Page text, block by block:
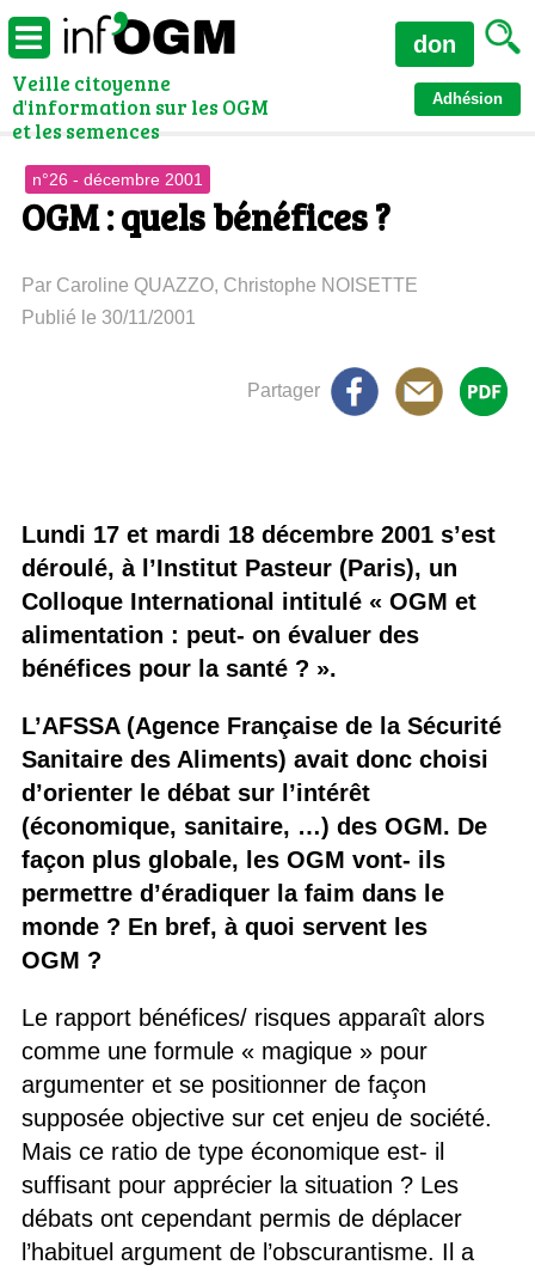
Veille citoyenne
d'information sur les OGM
et les semences
Adhésion
don
n°26 - décembre 2001
OGM : quels bénéfices ?
Par Caroline QUAZZO, Christophe NOISETTE
Publié le 30/11/2001
Partager
Lundi 17 et mardi 18 décembre 2001 s’est
déroulé, à l’Institut Pasteur (Paris), un
Colloque International intitulé « OGM et
alimentation : peut- on évaluer des
bénéfices pour la santé ? ».
L’AFSSA (Agence Française de la Sécurité
Sanitaire des Aliments) avait donc choisi
d’orienter le débat sur l’intérêt
(économique, sanitaire, …) des OGM. De
façon plus globale, les OGM vont- ils
permettre d’éradiquer la faim dans le
monde ? En bref, à quoi servent les
OGM ?
Le rapport bénéfices/ risques apparaît alors
comme une formule « magique » pour
argumenter et se positionner de façon
supposée objective sur cet enjeu de société.
Mais ce ratio de type économique est- il
suffisant pour apprécier la situation ? Les
débats ont cependant permis de déplacer
l’habituel argument de l’obscurantisme. Il a